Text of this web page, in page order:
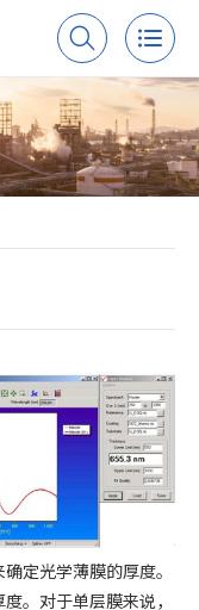
定光学薄膜的厚度。
。对于单层膜来说，